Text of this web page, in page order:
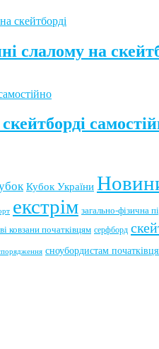
слалому на
Кубок України
екстрім загально-фізична
ковзани початківцям серфборд
сноубордистам